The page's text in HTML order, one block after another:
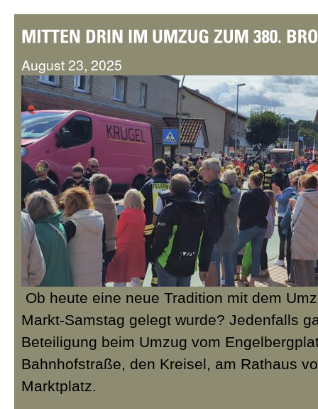
August 23, 2025
Ob heute eine neue Tradition mit dem
Markt-Samstag gelegt wurde? Jedenfalls
Beteiligung beim Umzug vom
Bahnhofstraße, den Kreisel, am Rathaus
Marktplatz.